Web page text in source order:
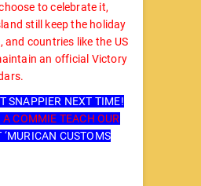
to celebrate it,
still keep the holiday
and countries like the US
an official Victory
SNAPPIER NEXT TIME!
A COMMIE TEACH OUR
‘MURICAN CUSTOMS